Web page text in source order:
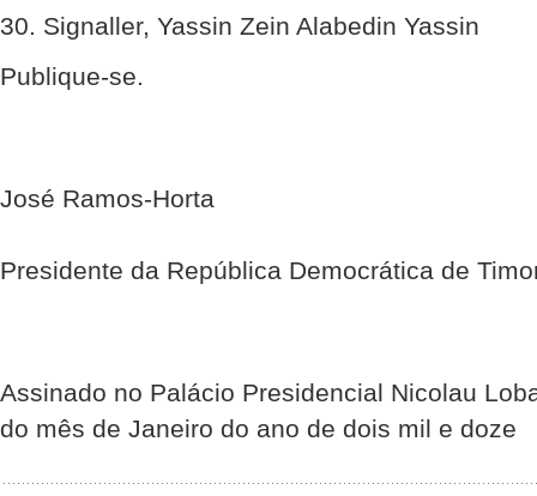
30. Signaller, Yassin Zein Alabedin Yassin
Publique-se.
José Ramos-Horta
Presidente da República Democrática de
Assinado no Palácio Presidencial Nicolau
do mês de Janeiro do ano de dois mil e doze